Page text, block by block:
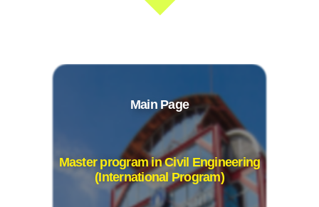
Main Page
Master program in Civil Engineering
(International Program)